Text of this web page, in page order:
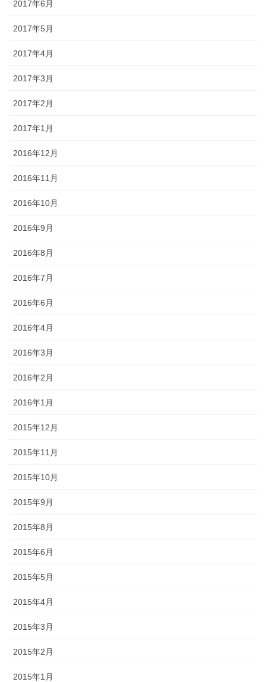
2017年6月
2017年5月
2017年4月
2017年3月
2017年2月
2017年1月
2016年12月
2016年11月
2016年10月
2016年9月
2016年8月
2016年7月
2016年6月
2016年4月
2016年3月
2016年2月
2016年1月
2015年12月
2015年11月
2015年10月
2015年9月
2015年8月
2015年6月
2015年5月
2015年4月
2015年3月
2015年2月
2015年1月